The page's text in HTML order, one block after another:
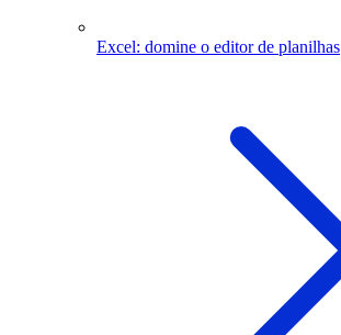
Excel: domine o editor de planilhas